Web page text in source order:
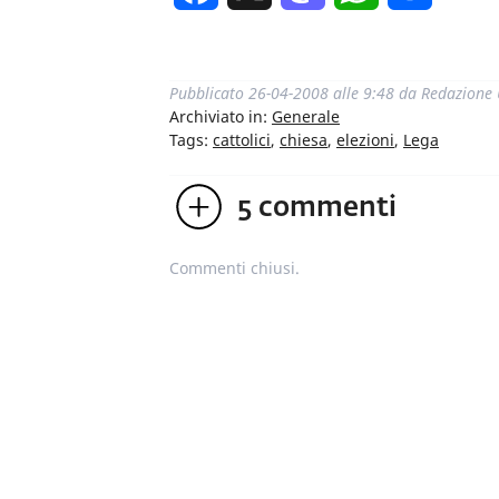
Pubblicato 26-04-2008 alle 9:48 da Redazione
Archiviato in: Generale
Tags: cattolici, chiesa, elezioni, Lega
5 commenti
Commenti chiusi.